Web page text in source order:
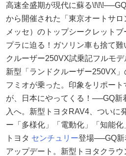
高速全盛期が現代に蘇る
から開催された「東京オートサ
メッセ）のトップシークレット
プラに迫る！ガソリン車も捨て
クルーザー250VX試乗記フルモ
新型「ランドクルーザー250VX」
フミオが乗った。印象をリポー
が、日本にやってくる！──GQ新
入へ。新型トヨタRAV4、ついに
ー「多様化」「電動化」「知能
トヨタ センチュリー登場──GQ新
アップデート。新型トヨタクラ